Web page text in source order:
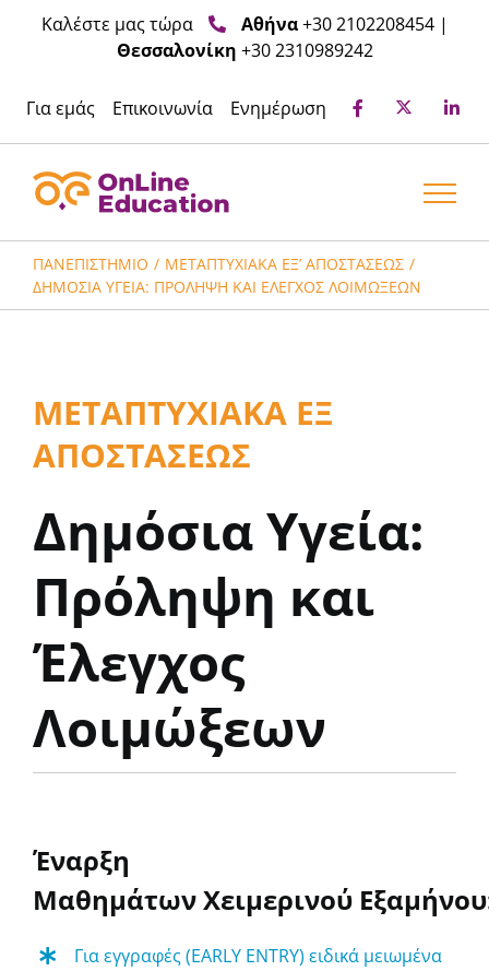
ΜετάβασηΚαλέστε μας τώρα Αθήνα +30 2102208454|
Θεσσαλονίκη +30 2310989242
Για εμάς Επικοινωνία Ενημέρωση
ΠΑΝΕΠΙΣΤΉΜΙΟ
ΜΕΤΑΠΤΥΧΙΑΚΆ ΕΞ’ ΑΠΟΣΤΆΣΕΩΣ
ΔΗΜΌΣΙΑ ΥΓΕΊΑ: ΠΡΌΛΗΨΗ ΚΑΙ ΈΛΕΓΧΟΣ ΛΟΙΜΏΞΕΩΝ
ΜΕΤΑΠΤΥΧΙΑΚΑ ΕΞ
ΑΠΟΣΤΑΣΕΩΣ
Δημόσια Υγεία:
Πρόληψη και
Έλεγχος
Λοιμώξεων
Έναρξη
ΜαθημάτωνΧειμερινού
Για εγγραφές (EARLY ENTRY) ειδικά μειωμένα